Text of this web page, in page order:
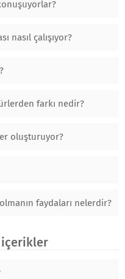
nasıl çalışıyor?
farkı nedir?
oluşturuyor?
faydaları nelerdir?